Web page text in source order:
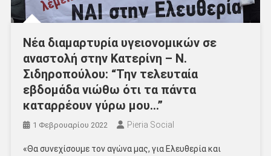
Νέα διαμαρτυρία υγειονομικών σε
αναστολή στην Κατερίνη – Ν.
Σιδηροπούλου: “Την τελευταία
εβδομάδα νιώθω ότι τα πάντα
καταρρέουν γύρω μου…”
1 Φεβρουαρίου 2022 Pieria Social
«Θα συνεχίσουμε τον αγώνα μας, για Ελευθερία και